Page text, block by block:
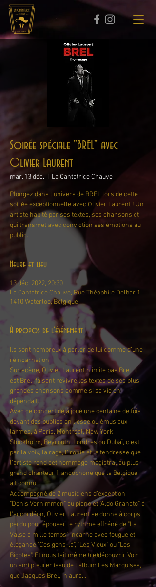
Soirée spéciale "BREL" avec
Olivier Laurent
mar. 13 déc. La Cantatrice Chauve
Plongez dans l'univers de BREL lors de cette
soirée exceptionnelle avec Olivier Laurent ! Un
artiste habité par ses textes, ses chansons et
qui transmet avec conviction ses émotions au
public.
Heure et lieu
13 déc. 2022, 20:30
La Cantatrice Chauve, Rue Théophile Delbar 1,
1410 Waterloo, Belgique
À propos de l'événement
Ils sont nombreux à parler de lui comme d’une
réincarnation.
Sur scène, Olivier Laurent n’imite pas Brel, il
est Brel, faisant revivre les textes de ses plus
grandes chansons comme si sa vie en
dépendait.
Avec ce concert déjà joué une centaine de fois
devant des publics en liesse ou émus aux
larmes, à Paris, Montréal, New-York,
Stockholm, Beyrouth, Londres ou Dubaï, c'est
par la voix, la rage, l'ironie et la tendresse que
l'artiste rend cet hommage magistral au plus
grand chanteur francophone que la Belgique
ait connu.
Accompagné de 2 musiciens d’exception,
"Denis Vernimmen" au piano et "Aldo Granato" à
l'accordéon, Olivier Laurent se donne à corps
perdu pour épouser le rythme effréné de "La
Valse à mille temps", incarne avec fougue et
élégance "Ces gens-là", "Les Vieux" ou "Les
Bigotes". Et nous fait même (re)découvrir Voir
un ami pleurer issu de l’album Les Marquises,
que Jacques Brel,  n’aura…